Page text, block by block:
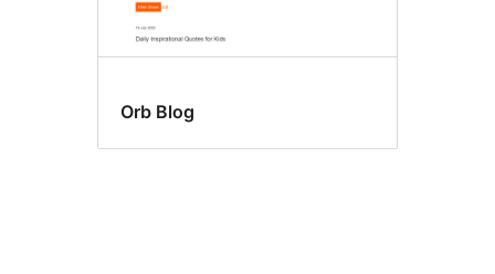
Orb Blog